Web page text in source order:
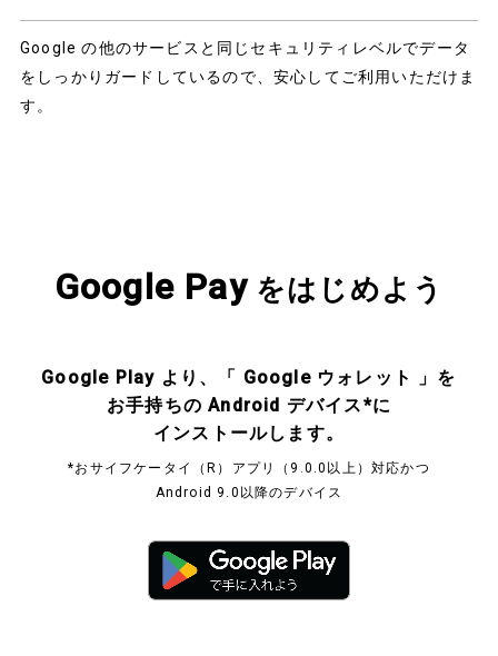
Google の他のサービスと同じセキュリティレベルでデータ
をしっかりガードしているので、安心してご利用いただけま
す​。
Google Payをはじめよう
Google Play より、「 Google ウォレット 」を
お手持ちの Android デバイス*に
インストールします。​
*おサイフケータイ（R）アプリ（9.0.0以上）対応かつ
Android 9.0以降のデバイス​